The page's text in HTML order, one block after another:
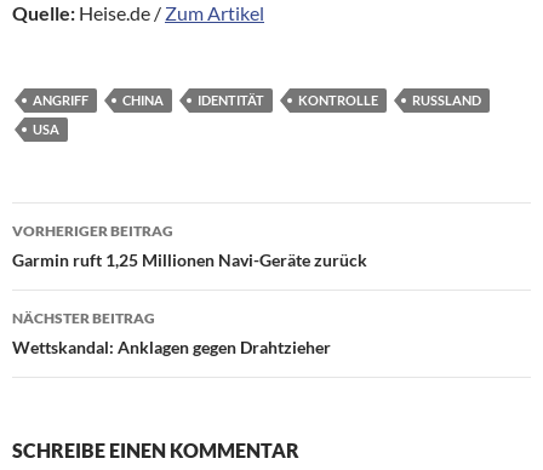
Quelle: Heise.de / Zum Artikel
ANGRIFF CHINA IDENTITÄT KONTROLLE
RUSSLAND
USA
Beitragsnavigation
VORHERIGER BEITRAG
Garmin ruft 1,25 Millionen Navi-Geräte zurück
NÄCHSTER BEITRAG
Wettskandal: Anklagen gegen Drahtzieher
SCHREIBE EINEN KOMMENTAR